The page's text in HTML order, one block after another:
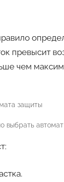
превысит
чем
выбрать